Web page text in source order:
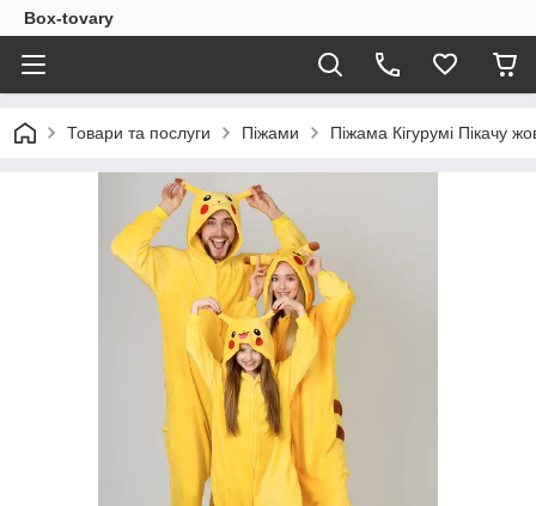
Box-tovary
Товари та послуги Піжами Піжама Кігурумі Пікачу